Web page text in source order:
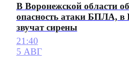
В Воронежской области
опасность атаки БПЛА, в
звучат сирены
21:40
5 АВГ